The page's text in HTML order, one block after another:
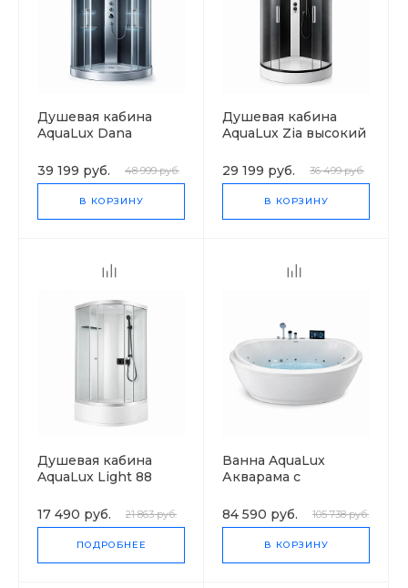
Душевая кабина
AquaLux Dana
39 199 руб.
48 999 руб.
В КОРЗИНУ
Душевая кабина
AquaLux Zia высокий
29 199 руб.
36 499 руб.
В КОРЗИНУ
Душевая кабина
AquaLux Light 88
поддон
17 490 руб. 21 863 руб.
ПОДРОБНЕЕ
Ванна AquaLux
Акварама с
84 590 руб.
105 738 руб.
В КОРЗИНУ